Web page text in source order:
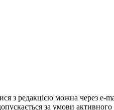
з редакцією можна через e-
за умови